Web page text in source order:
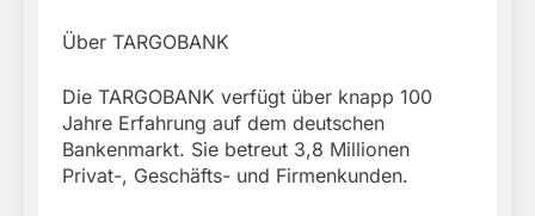
Über TARGOBANK
Die TARGOBANK verfügt über knapp 100
Jahre Erfahrung auf dem deutschen
Bankenmarkt. Sie betreut 3,8 Millionen
Privat-, Geschäfts- und Firmenkunden.